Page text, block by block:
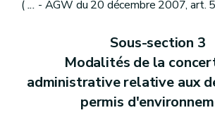
(... - AGW du 20 décembre 2007, art.
Sous-section 3
Modalités de la
administrative relative aux
permis